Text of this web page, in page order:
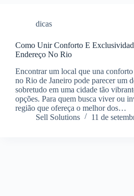
dicas
Como Unir Conforto E
Endereço No Rio
Encontrar um local que una
no Rio de Janeiro pode parecer um
sobretudo em uma cidade tão
opções. Para quem busca viver ou
região que ofereça o melhor dos…
Sell Solutions
11 de